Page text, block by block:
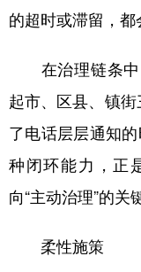
的超时或滞留，都
在治理链条中
起市、区县、镇
了电话层层通知的
种闭环能力，正
向“主动治理”的关
柔性施策